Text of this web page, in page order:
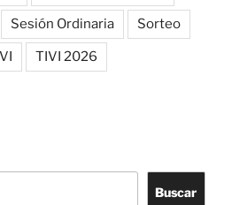
Sesión Ordinaria Sorteo
TIVI 2026
Buscar